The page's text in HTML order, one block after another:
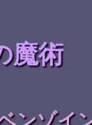
魔術
ンゾイ